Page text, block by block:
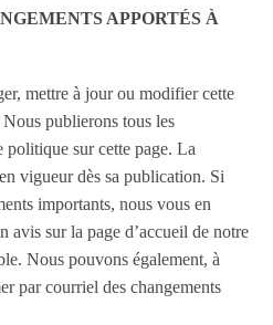
APPORTÉS À
mettre à jour ou modifier cette
publierons tous les
politique sur cette page. La
vigueur dès sa publication. Si
importants, nous vous en
avis sur la page d’accueil de notre
Nous pouvons également, à
par courriel des changements